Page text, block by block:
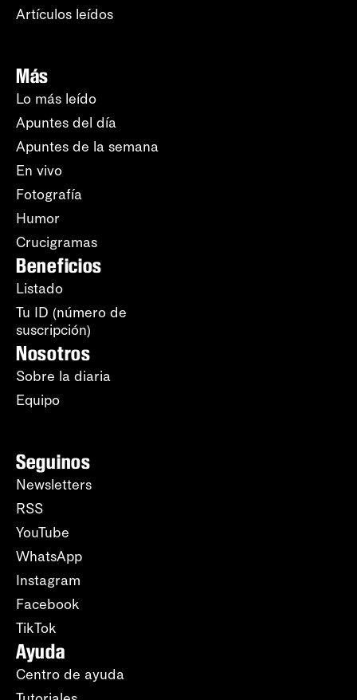
Artículos leídos
Más
Lo más leído
Apuntes del día
Apuntes de la semana
En vivo
Fotografía
Humor
Crucigramas
Beneficios
Listado
Tu ID (número de
suscripción)
Nosotros
Sobre la diaria
Equipo
Seguinos
Newsletters
RSS
YouTube
WhatsApp
Instagram
Facebook
TikTok
Ayuda
Centro de ayuda